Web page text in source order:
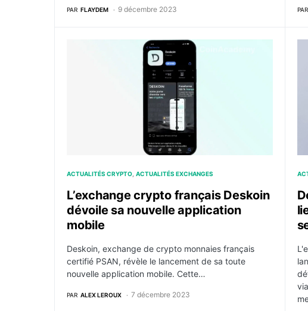
PAR FLAYDEM 9 décembre 2023 PAR
L’exchange crypto français Deskoin dévoile sa
ACTUALITÉS CRYPTO ACTUALITÉS EXCHANGES
L’exchange crypto français Deskoin
dévoile sa nouvelle application
mobile
Deskoin, exchange de crypto monnaies français
certifié PSAN, révèle le lancement de sa toute
nouvelle application mobile. Cette…
PAR ALEX LEROUX 7 décembre 2023